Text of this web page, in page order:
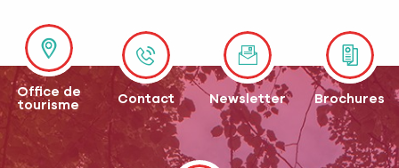
Office de
tourisme
Contact Newsletter Brochures